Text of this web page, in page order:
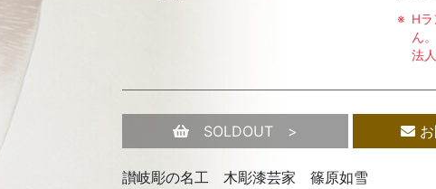
H
ん。
法
SOLDOUT >
讃岐彫の名工 木彫漆芸家 篠原如雪